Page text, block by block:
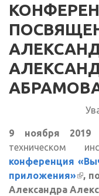
9 ноября 2019
техническом
конференция
приложения»
,
Александра